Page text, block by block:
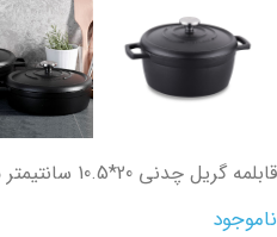
قابلمه گریل چدنی 20*10.5 سانتیمتر مشکی کاستا کرکماز 2829
ناموجود